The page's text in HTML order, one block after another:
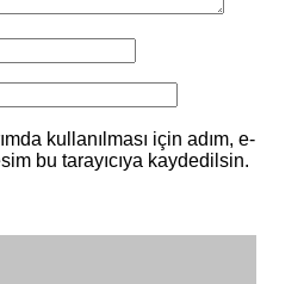
kullanılması için adım, e-
bu tarayıcıya kaydedilsin.